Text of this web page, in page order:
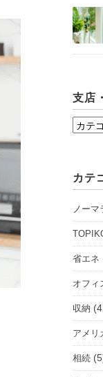
支店
支
ョ
ル
ー
を
選
択
カテ
ノーマ
省エネ
オフィ
収納
アメリ
相続